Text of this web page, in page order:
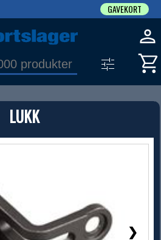
LUKK
❯
GAVEKORT
PRODUKT
Produkter (1)
til å spisse søket